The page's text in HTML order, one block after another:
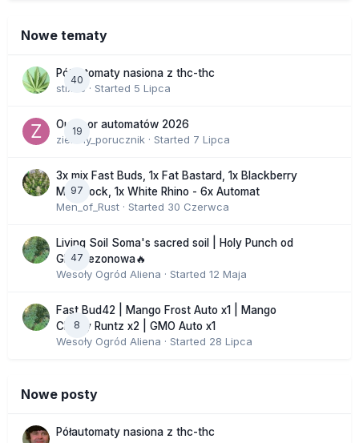
Nowe tematy
40
Półautomaty nasiona z thc-thc
stix33 · Started 5 Lipca
19
Outdoor automatów 2026
zielony_porucznik · Started 7 Lipca
97
3x mix Fast Buds, 1x Fat Bastard, 1x Blackberry
Moonrock, 1x White Rhino - 6x Automat
Men_of_Rust · Started 30 Czerwca
47
Living Soil Soma's sacred soil | Holy Punch od
GHS sezonowa🔥
Wesoły Ogród Aliena · Started 12 Maja
8
Fast Bud42 | Mango Frost Auto x1 | Mango
Cherry Runtz x2 | GMO Auto x1
Wesoły Ogród Aliena · Started 28 Lipca
Nowe posty
Półautomaty nasiona z thc-thc